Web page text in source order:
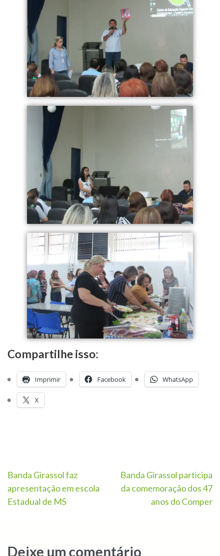
Compartilhe isso:
Imprimir Facebook WhatsApp
X
Banda Girassol faz
apresentação em escola
Estadual de MS
Banda Girassol participa
da comemoração dos 47
anos do Comper
Deixe um comentário